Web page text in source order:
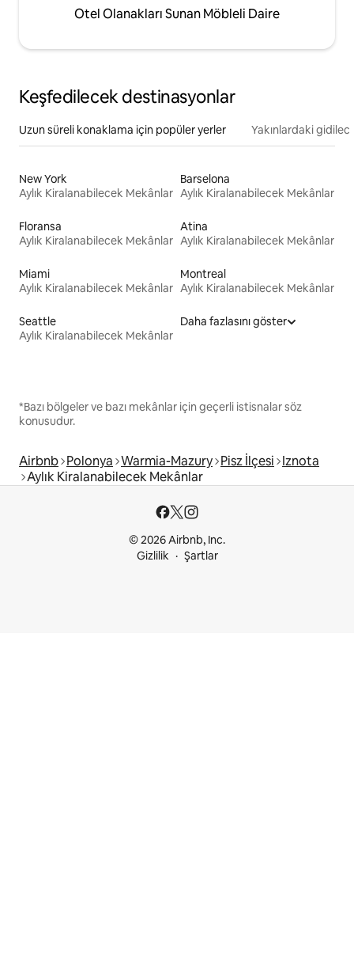
Otel Olanakları Sunan Möbleli Daire
Keşfedilecek destinasyonlar
Uzun süreli konaklama için popüler yerler Yakınlardaki
New York
Aylık Kiralanabilecek Mekânlar
Barselona
Aylık Kiralanabilecek Mekânlar
Floransa
Aylık Kiralanabilecek Mekânlar
Atina
Aylık Kiralanabilecek Mekânlar
Miami
Aylık Kiralanabilecek Mekânlar
Montreal
Aylık Kiralanabilecek Mekânlar
Seattle
Aylık Kiralanabilecek Mekânlar
Daha fazlasını göster
*Bazı bölgeler ve bazı mekânlar için geçerli istisnalar söz
konusudur.
Airbnb Polonya Warmia-Mazury Pisz İlçesi Iznota
Aylık Kiralanabilecek Mekânlar
© 2026 Airbnb, Inc.
Gizlilik
Şartlar